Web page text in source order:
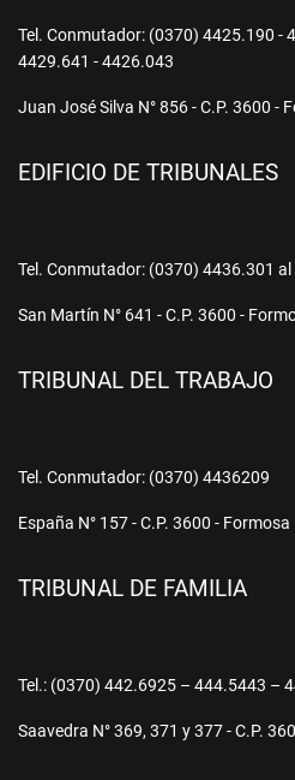
Tel. Conmutador: (0370) 4425.190 -
4429.641 - 4426.043
Juan José Silva N° 856 - C.P. 3600 -
EDIFICIO DE TRIBUNALES
Tel. Conmutador: (0370) 4436.301
San Martín N° 641 - C.P. 3600 -
TRIBUNAL DEL TRABAJO
Tel. Conmutador: (0370) 4436209
España N° 157 - C.P. 3600 - Formosa
TRIBUNAL DE FAMILIA
Tel.: (0370) 442.6925 – 444.5443 –
Saavedra N° 369, 371 y 377 - C.P.